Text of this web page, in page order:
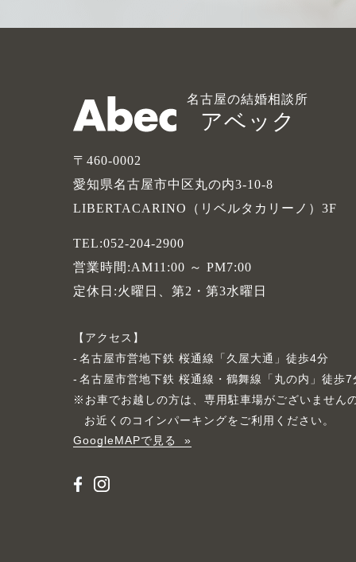
名古屋の結婚相談所
アベック
〒460-0002
愛知県名古屋市中区丸の内3-10-8
LIBERTACARINO（リベルタカリーノ）3F
TEL:052-204-2900
営業時間:AM11:00 ～ PM7:00
定休日:火曜日、第2・第3水曜日
アクセス
名古屋市営地下鉄 桜通線「久屋大通」徒歩4分
名古屋市営地下鉄 桜通線・鶴舞線「丸の内」徒歩7
※お車でお越しの方は、専用駐車場がございません
お近くのコインパーキングをご利用ください。
GoogleMAPで見る